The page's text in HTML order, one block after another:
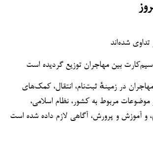
در زمینهٔ ثبت‌نام، انتقال، کمک‌های
موضوعات مربوط به کشور، نظام اسلامی،
و آموزش و پرورش، آگاهی لازم داده شده است